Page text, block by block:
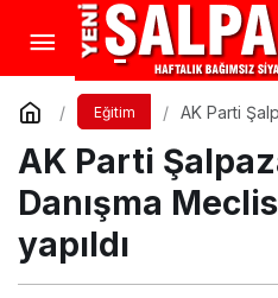
Eğitim
AK Parti
AK Parti
Danışma
yapıldı